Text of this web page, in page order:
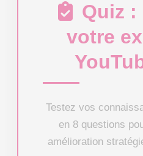
Quiz :
votre
Testez vos
en 8 questions
amélioration